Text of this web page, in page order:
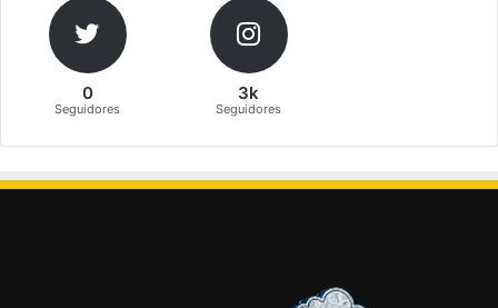
0
Seguidores
3k
Seguidores